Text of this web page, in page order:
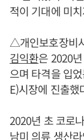
적이 기대에 미
△개인보호장비
김익환은 2020
으며 타격을 입
E)시장에 진출했
2020년 초 코로
남미 의류 생산